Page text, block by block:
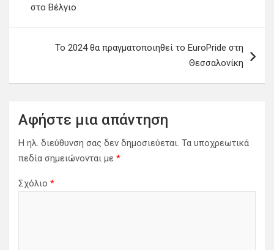
ή
σ
στο Βέλγιο
Το 2024 θα πραγματοποιηθεί το EuroPride στη
Θεσσαλονίκη
Αφήστε μια απάντηση
Η ηλ. διεύθυνση σας δεν δημοσιεύεται. Τα υποχρεωτικά
πεδία σημειώνονται με *
Σχόλιο *